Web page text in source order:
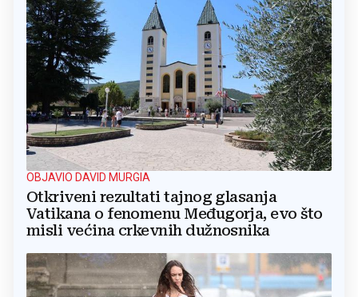
OBJAVIO DAVID MURGIA
Otkriveni rezultati tajnog glasanja
Vatikana o fenomenu Međugorja, evo što
misli većina crkevnih dužnosnika